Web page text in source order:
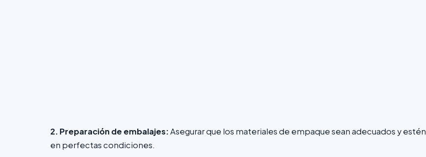
2. Preparación de embalajes:Asegurar que los materiales de empaque sean adecuados y estén
en perfectas condiciones.